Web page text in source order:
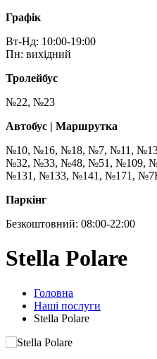
Графік
Вт-Нд: 10:00-19:00
Пн: вихідний
Тролейбус
№22, №23
Автобус | Маршрутка
№10, №16, №18, №7, №11,
№32, №33, №48, №51, №109,
№131, №133, №141, №171,
Паркінг
Безкоштовний: 08:00-22:00
Stella Polare
Головна
Наші послуги
Stella Polare